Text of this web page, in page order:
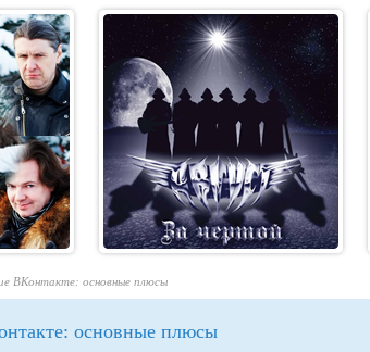
ВКонтакте: основные плюсы
основные плюсы